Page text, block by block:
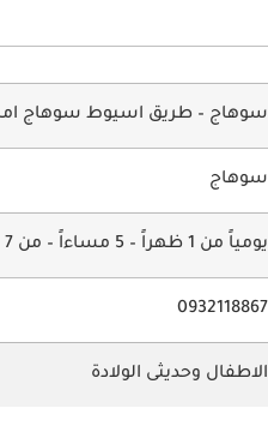
سوهاج – طريق اسيوط سوهاج
سوهاج
يومياً من 1 ظهراً – 5 مساءاً – من 7 مساءاً – 12 صباحاً
0932118867
الاطفال وحديثى الولادة